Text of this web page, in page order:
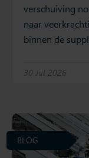
verschuiving
naar
binnen de
30 Jul 2026
BLOG